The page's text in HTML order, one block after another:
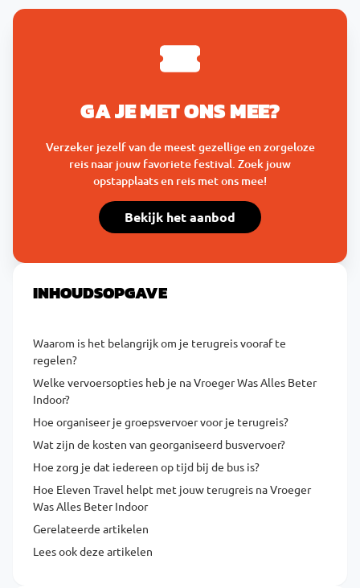
GA JE MET ONS MEE?
Verzeker jezelf van de meest gezellige en zorgeloze
reis naar jouw favoriete festival. Zoek jouw
opstapplaats en reis met ons mee!
Bekijk het aanbod
INHOUDSOPGAVE
Waarom is het belangrijk om je terugreis vooraf te
regelen?
Welke vervoersopties heb je na Vroeger Was Alles Beter
Indoor?
Hoe organiseer je groepsvervoer voor je terugreis?
Wat zijn de kosten van georganiseerd busvervoer?
Hoe zorg je dat iedereen op tijd bij de bus is?
Hoe Eleven Travel helpt met jouw terugreis na Vroeger
Was Alles Beter Indoor
Gerelateerde artikelen
Lees ook deze artikelen